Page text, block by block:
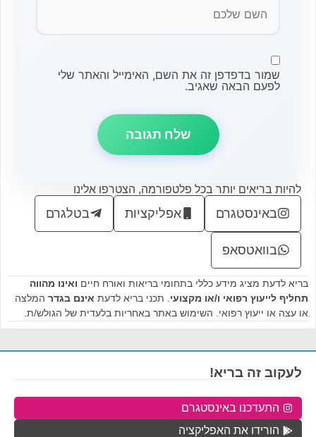
שמור בדפדפן זה את השם, האימייל והאתר שלי
לפעם הבאה שאגיב.
להיות בריאים יותר בכל פלטפורמה, הצטרפו אלינו
באינסטגרם אפליקציות בטלגרם
בוואטסאפ
בריא לדעת מציג מידע כללי בתחומי בריאות ואורח חיים ואינו מהווה
תחליף לייעוץ רפואי ו/או מקצועי . תכני בריא לדעת אינם בגדר המלצה
או עצה או ייעוץ רפואי. השימוש באתר באחריות בלעדית של הגולש/ת.
לעקוב זה בריא!
התעדכנו באינסטגרם
הורידו את האפליקציה